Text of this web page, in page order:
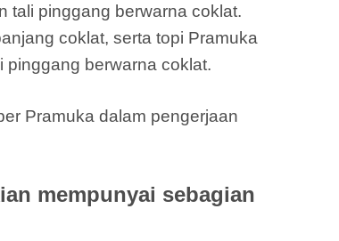
tali pinggang berwarna coklat.
coklat, serta topi Pramuka
pinggang berwarna coklat.
Pramuka dalam pengerjaan
mempunyai sebagian